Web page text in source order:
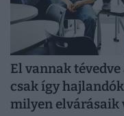
El vannak
csak így
milyen elvárásaik